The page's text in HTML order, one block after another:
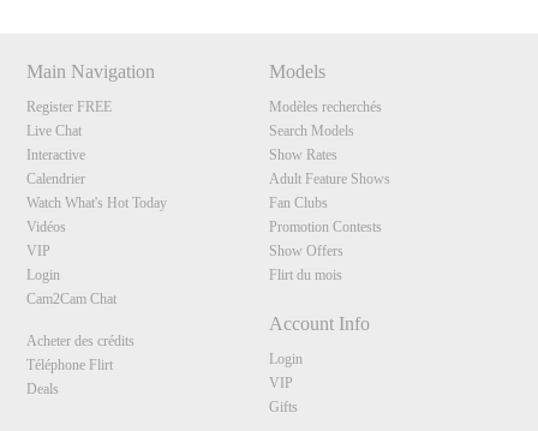
Main Navigation
Register FREE
Live Chat
Interactive
Calendrier
Watch What's Hot Today
Vidéos
VIP
Login
Cam2Cam Chat
Acheter des crédits
Téléphone Flirt
Deals
Models
Modèles recherchés
Search Models
Show Rates
Adult Feature Shows
Fan Clubs
Promotion Contests
Show Offers
Flirt du mois
Account Info
Login
VIP
Gifts
120
F
R
E
E
C
R
E
DI
T
S